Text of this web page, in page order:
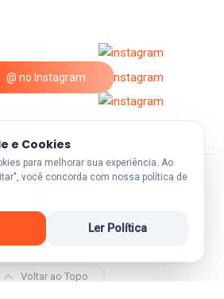
@ no Instagram
Voltar ao Topo
e Cookies
para melhorar sua experiência. Ao
você concorda com nossa política de
Ler Política